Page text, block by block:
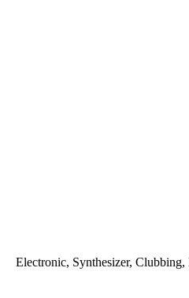
Electronic, Synthesizer,